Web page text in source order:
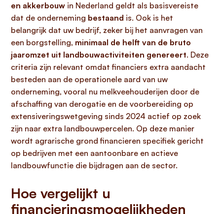
en akkerbouw in Nederland geldt als basisvereiste
dat de onderneming bestaand is. Ook is het
belangrijk dat uw bedrijf, zeker bij het aanvragen van
een borgstelling, minimaal de helft van de bruto
jaaromzet uit landbouwactiviteiten genereert. Deze
criteria zijn relevant omdat financiers extra aandacht
besteden aan de operationele aard van uw
onderneming, vooral nu melkveehouderijen door de
afschaffing van derogatie en de voorbereiding op
extensiveringswetgeving sinds 2024 actief op zoek
zijn naar extra landbouwpercelen. Op deze manier
wordt agrarische grond financieren specifiek gericht
op bedrijven met een aantoonbare en actieve
landbouwfunctie die bijdragen aan de sector.
Hoe vergelijkt u
financieringsmogelijkheden